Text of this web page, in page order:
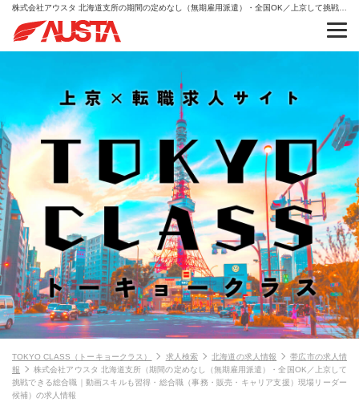
TOKYO CLASS（トーキョークラス） 求人検索 北海道の求人情報
帯広市の求人情
報
株式会社アウスタ 北海道支所（期間の定めなし（無期雇用派遣）・全国OK／上京して
挑戦できる総合職｜動画スキルも習得・総合職（事務・販売・キャリア支援）現場リーダー
候補）の求人情報